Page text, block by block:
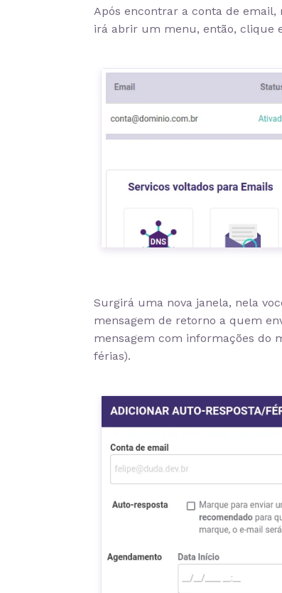
Após encontrar a conta de email,
irá abrir um menu, então, clique
Surgirá uma nova janela, nela
mensagem de retorno a quem
mensagem com informações do
férias).